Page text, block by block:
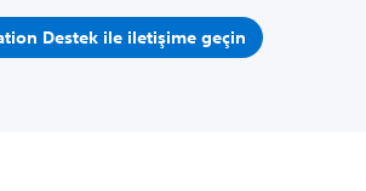
Destek ile iletişime geçin